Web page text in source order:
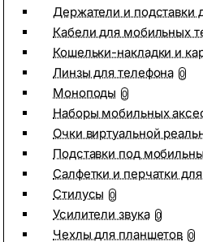
Держатели и подставки
Кабели для мобильных
Кошельки-накладки и
Линзы для телефона 0
Моноподы 0
Наборы мобильных
Очки виртуальной
Подставки под
Салфетки и перчатки
Стилусы 0
Усилители звука 0
Чехлы для планшетов 0